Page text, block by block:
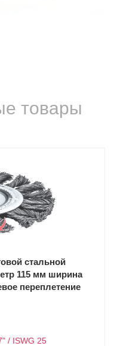
товары
стальной
115 мм ширина
переплетение
/ ISWG 25